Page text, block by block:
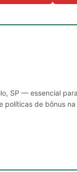
SP — essencial para
políticas de bônus